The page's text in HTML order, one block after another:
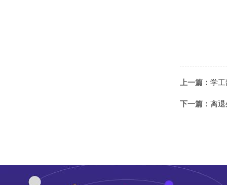
上一篇： 学
下一篇： 离